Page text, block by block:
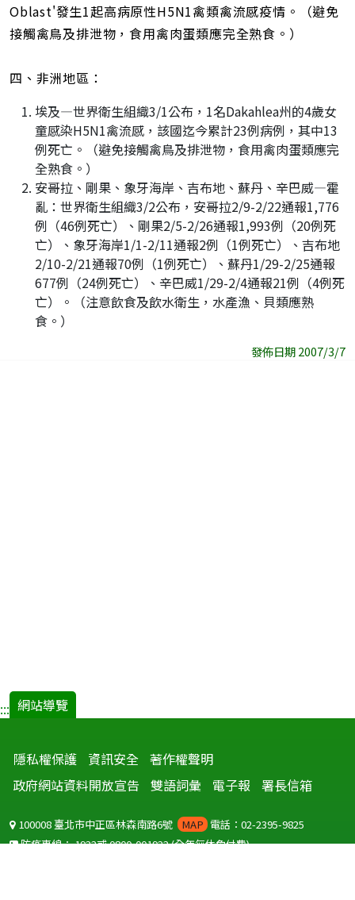
Oblast'發生1起高病原性H5N1禽類禽流感疫情。（避免
接觸禽鳥及排泄物，食用禽肉蛋類應完全熟食。）
四、非洲地區：
埃及—世界衛生組織3/1公布，1名Dakahlea州的4歲女
童感染H5N1禽流感，該國迄今累計23例病例，其中13
例死亡。（避免接觸禽鳥及排泄物，食用禽肉蛋類應完
全熟食。）
安哥拉、剛果、象牙海岸、吉布地、蘇丹、辛巴威—霍
亂：世界衛生組織3/2公布，安哥拉2/9-2/22通報1,776
例（46例死亡）、剛果2/5-2/26通報1,993例（20例死
亡）、象牙海岸1/1-2/11通報2例（1例死亡）、吉布地
2/10-2/21通報70例（1例死亡）、蘇丹1/29-2/25通報
677例（24例死亡）、辛巴威1/29-2/4通報21例（4例死
亡）。（注意飲食及飲水衛生，水產漁、貝類應熟
食。）
發佈日期 2007/3/7
::: 網站導覽
隱私權保護 資訊安全 著作權聲明
政府網站資料開放宣告
雙語詞彙 電子報 署長信箱
100008 臺北市中正區林森南路6號 MAP 電話：02-2395-9825
防疫專線：1922或0800-001922(全年無休免付費)